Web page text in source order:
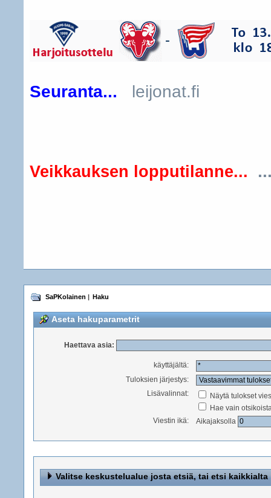
Seuranta... leijonat.fi
Veikkauksen lopputilanne...
SaPKolainen | Haku
Aseta hakuparametrit
Haettava asia:
käyttäjältä:
Tuloksien järjestys:
Lisävalinnat:
Näytä tulokset
Hae vain
Viestin ikä:
Aikajaksolla
Valitse keskustelualue josta etsiä, tai etsi kaikkialta